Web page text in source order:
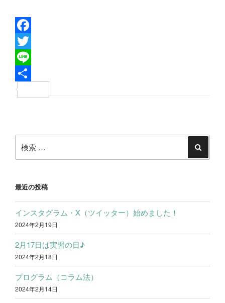
F
a
c
e
o
T
w
i
e
L
i
ナ
ビ
ー
シ
ョ
ン
索:
索
最近の投稿
インスタグラム・X（ツイッター）始めました！
2024年2月19日
2月17日は実習の日♪
2024年2月18日
プログラム（コラム法）
2024年2月14日